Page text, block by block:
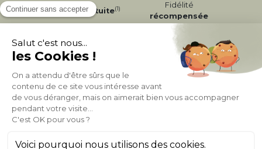
LivraisonGratuite(1)
Fidélité
récompensée
Expéditionen
24/72h
Appelez-nous Au
050 92 00 74